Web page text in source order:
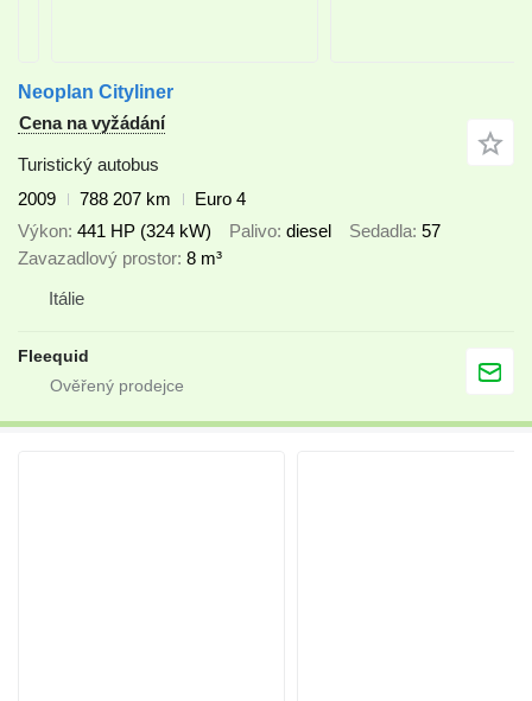
Neoplan Cityliner
Cena na vyžádání
Turistický autobus
2009
788 207 km
Euro 4
Výkon 441 HP (324 kW) Palivo diesel Sedadla 57
Zavazadlový prostor 8 m³
Itálie
Fleequid